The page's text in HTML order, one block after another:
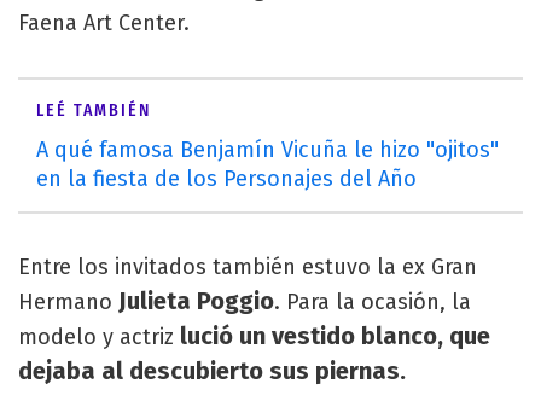
Faena Art Center.
LEÉ TAMBIÉN
A qué famosa Benjamín Vicuña le hizo "ojitos"
en la fiesta de los Personajes del Año
Entre los invitados también estuvo la ex Gran
Hermano Julieta Poggio. Para la ocasión, la
modelo y actriz lució un vestido blanco, que
dejaba al descubierto sus piernas.